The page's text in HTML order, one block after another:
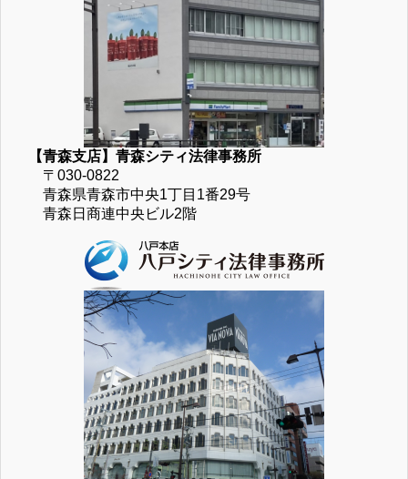
【青森支店】青森シティ法律事務所
〒030-0822
青森県青森市中央1丁目1番29号
青森日商連中央ビル2階